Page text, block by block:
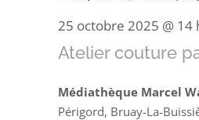
25 octobre 2025 @ 14
Atelier couture
Médiathèque Marcel
Périgord, Bruay-La-